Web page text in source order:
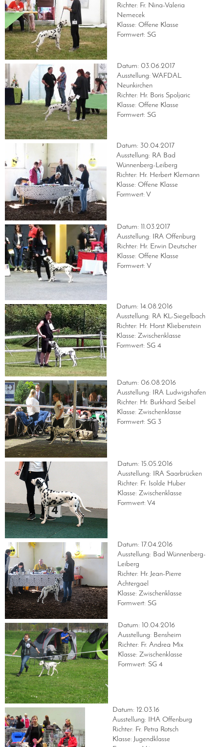
Richter: Fr. Nina-Valeria
Nemecek
Klasse: Offene Klasse
Formwert: SG
Datum: 03.06.2017
Ausstellung: WAFDAL
Neunkirchen
Richter: Hr. Boris Spoljaric
Klasse: Offene Klasse
Formwert: SG
Datum: 30.04.2017
Ausstellung: RA Bad
Wünnenberg-Leiberg
Richter: Hr. Herbert Klemann
Klasse: Offene Klasse
Formwert: V
Datum: 11.03.2017
Ausstellung: IRA Offenburg
Richter: Hr. Erwin Deutscher
Klasse: Offene Klasse
Formwert: V
Datum: 14.08.2016
Ausstellung: RA KL-Siegelbach
Richter: Hr. Horst Kliebenstein
Klasse: Zwischenklasse
Formwert: SG 4
Datum: 06.08.2016
Ausstellung: IRA Ludwigshafen
Richter: Hr. Burkhard Seibel
Klasse: Zwischenklasse
Formwert: SG 3
Datum: 15.05.2016
Ausstellung: IRA Saarbrücken
Richter: Fr. Isolde Huber
Klasse: Zwischenklasse
Formwert: V4
Datum: 17.04.2016
Ausstellung: Bad Wünnenberg-
Leiberg
Richter: Hr. Jean-Pierre
Achtergael
Klasse: Zwischenklasse
Formwert: SG
Datum: 10.04.2016
Ausstellung: Bensheim
Richter: Fr. Andrea Mix
Klasse: Zwischenklasse
Formwert: SG 4
Datum: 12.03.16
Ausstellung: IHA Offenburg
Richter: Fr. Petra Rotsch
Klasse: Jugendklasse